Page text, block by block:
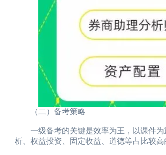
（二）备考策略
一级备考的关键是效率为王，以课件为
析、权益投资、固定收益、道德等占比较高